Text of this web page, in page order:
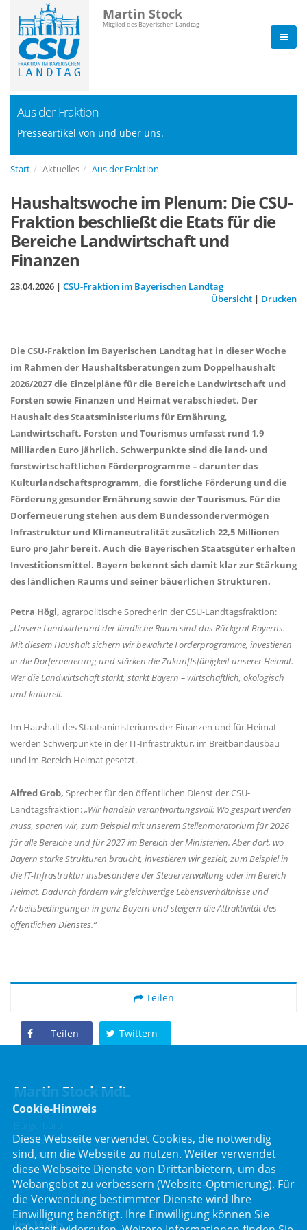
Martin Stock
Mitglied des Bayerischen Landtag
Aus der Fraktion
Presseartikel von und über uns.
Start Aktuelles Aus der Fraktion
Haushaltswoche im Plenum: Die CSU-
Fraktion beschließt die Etats für die
Bereiche Landwirtschaft und
Finanzen
23.04.2026 | CSU-Fraktion im Bayerischen Landtag
Übersicht | Drucken
Die CSU-Fraktion im Bayerischen Landtag hat in dieser Woche
im Rahmen der Haushaltsberatungen zum Doppelhaushalt
2026/2027 die Einzelpläne für die Bereiche Landwirtschaft und
Forsten sowie Finanzen und Heimat verabschiedet. Der
Haushalt des Staatsministeriums für Ernährung,
Landwirtschaft, Forsten und Tourismus umfasst rund 1,9
Milliarden Euro jährlich. Schwerpunkte sind die land- und
forstwirtschaftlichen Förderprogramme – darunter das
Kulturlandschaftsprogramm, die forstliche Förderung und die
Förderung gesunder Ernährung sowie der Tourismus. Für die
Dorferneuerung stehen aus dem Bundessondervermögen
Infrastruktur und Klimaneutralität zusätzlich 22,5 Millionen
Euro pro Jahr bereit. Auch die Bayerischen Staatsgüter erhalten
Investitionsmittel. Bayern bekennt sich damit klar zur Stärkung
des ländlichen Raums und seiner bäuerlichen Strukturen.
Petra Högl, agrarpolitische Sprecherin der CSU-Landtagsfraktion:
Unsere Landwirte und der ländliche Raum sind das Rückgrat Bayerns.
Mit diesem Haushalt sichern wir bewährte Förderprogramme, investieren
in die Dorferneuerung und stärken die Zukunftsfähigkeit unserer Heimat.
Wer die Landwirtschaft stärkt, stärkt Bayern – wirtschaftlich, ökologisch
und kulturell.
Im Haushalt des Staatsministeriums der Finanzen und für Heimat
werden Schwerpunkte in der IT-Infrastruktur, im Breitbandausbau
und im Bereich Heimat gesetzt.
Alfred Grob, Sprecher für den öffentlichen Dienst der CSU-
Landtagsfraktion:Wir handeln verantwortungsvoll: Wo gespart werden
muss, sparen wir, zum Beispiel mit unserem Stellenmoratorium für 2026
für alle Bereiche und für 2027 im Bereich der Ministerien. Aber dort, wo
Bayern starke Strukturen braucht, investieren wir gezielt, zum Beispiel in
die IT-Infrastruktur insbesondere der Steuerverwaltung oder im Bereich
Heimat. Dadurch fördern wir gleichwertige Lebensverhältnisse und
Arbeitsbedingungen in ganz Bayern und steigern die Attraktivität des
öffentlichen Dienstes.“
Teilen
Teilen Twittern
Martin Stock MdL
Bürgerbüro
Schafbrückenweg 10
63834 Sulzbach am Main
Telefon :06028 / 217 496 0
Telefax : 06028 / 217 496 9
Im Web
Cookie-Hinweis
Diese Webseite verwendet Cookies, die notwendig
sind, um die Webseite zu nutzen. Weiter verwendet
diese Webseite Dienste von Drittanbietern, um das
Webangebot zu verbessern (Website-Optmierung). Für
die Verwendung bestimmter Dienste wird Ihre
Einwilligung benötigt. Ihre Einwilligung können Sie